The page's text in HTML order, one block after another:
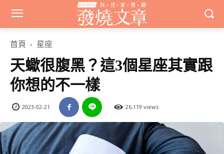
首頁 星座
天蠍很腹黑？這3個星座其實跟
你想的不一樣
2023-02-21 26,119 views